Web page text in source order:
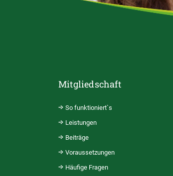
Mitgliedschaft
So funktioniert`s
Leistungen
Beiträge
Voraussetzungen
Häufige Fragen